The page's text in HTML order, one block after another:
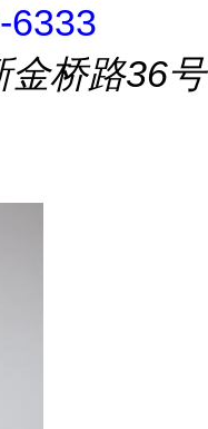
6333
金桥路36号